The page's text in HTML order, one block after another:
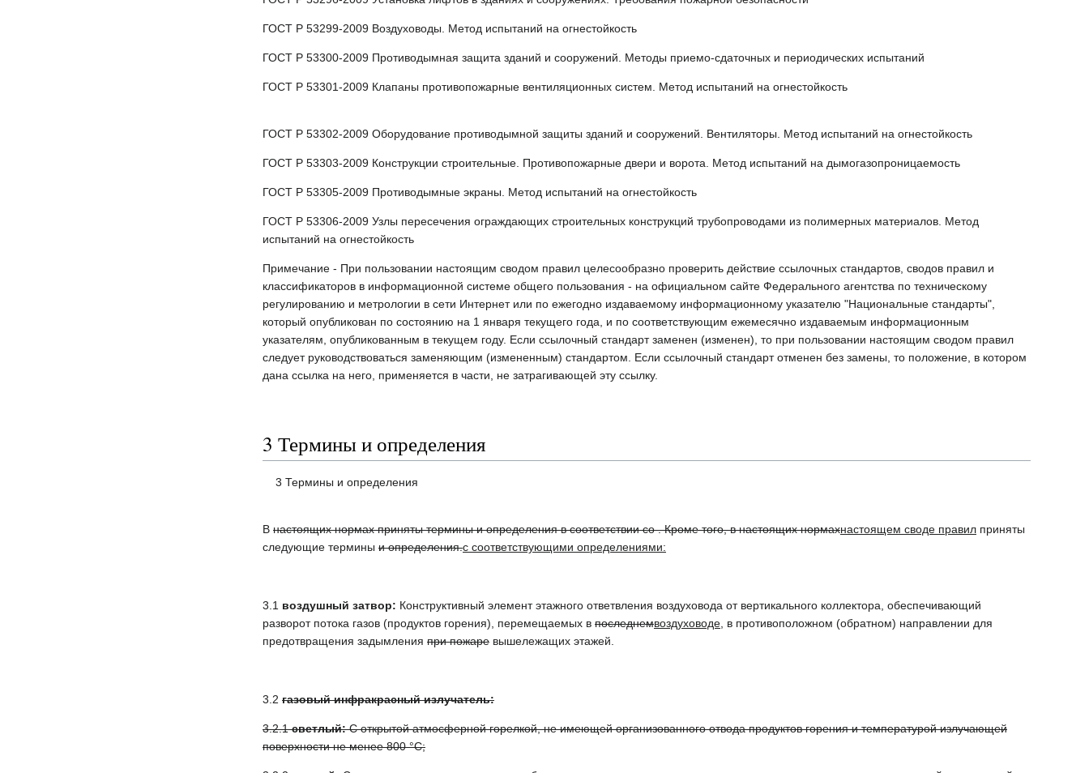
ГОСТ Р 53299-2009 Воздуховоды. Метод испытаний на огнестойкость
ГОСТ Р 53300-2009 Противодымная защита зданий и сооружений. Методы приемо-сдаточных и периодических испытаний
ГОСТ Р 53301-2009 Клапаны противопожарные вентиляционных систем. Метод испытаний на огнестойкость
ГОСТ Р 53302-2009 Оборудование противодымной защиты зданий и сооружений. Вентиляторы. Метод испытаний на огнестойкость
ГОСТ Р 53303-2009 Конструкции строительные. Противопожарные двери и ворота. Метод испытаний на дымогазопроницаемость
ГОСТ Р 53305-2009 Противодымные экраны. Метод испытаний на огнестойкость
ГОСТ Р 53306-2009 Узлы пересечения ограждающих строительных конструкций трубопроводами из полимерных материалов. Метод
испытаний на огнестойкость
Примечание - При пользовании настоящим сводом правил целесообразно проверить действие ссылочных стандартов, сводов правил и
классификаторов в информационной системе общего пользования - на официальном сайте Федерального агентства по техническому
регулированию и метрологии в сети Интернет или по ежегодно издаваемому информационному указателю "Национальные стандарты",
который опубликован по состоянию на 1 января текущего года, и по соответствующим ежемесячно издаваемым информационным
указателям, опубликованным в текущем году. Если ссылочный стандарт заменен (изменен), то при пользовании настоящим сводом правил
следует руководствоваться заменяющим (измененным) стандартом. Если ссылочный стандарт отменен без замены, то положение, в котором
дана ссылка на него, применяется в части, не затрагивающей эту ссылку.
3 Термины и определения
3 Термины и определения
В настоящих нормах приняты термины и определения в соответствии со . Кроме того, в настоящих нормахнастоящем своде правил приняты
следующие термины и определения.с соответствующими определениями:
3.1 воздушный затвор: Конструктивный элемент этажного ответвления воздуховода от вертикального коллектора, обеспечивающий
разворот потока газов (продуктов горения), перемещаемых в последнемвоздуховоде , в противоположном (обратном) направлении для
предотвращения задымления при пожаре вышележащих этажей.
3.2 газовый инфракрасный излучатель:
3.2.1светлый:С открытой атмосферной горелкой, не имеющей организованного отвода продуктов горения и температурой излучающей
поверхности не менее 800 °С;